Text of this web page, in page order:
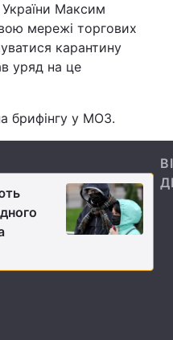
Наука
Лайт
Туризм
Погода
Регіони
Максим
мережі торгових
карантину
уряд на це
брифінгу у МОЗ.